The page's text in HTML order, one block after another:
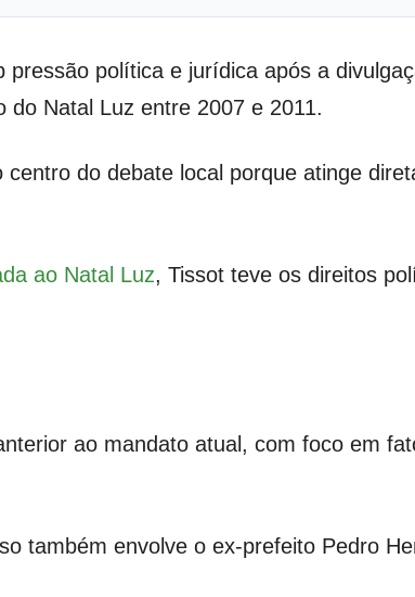
política e jurídica após a
do Natal Luz entre 2007 e 2011.
do debate local porque atinge
ao Natal Luz, Tissot teve os direitos
ao mandato atual, com foco em
também envolve o ex-prefeito Pedro